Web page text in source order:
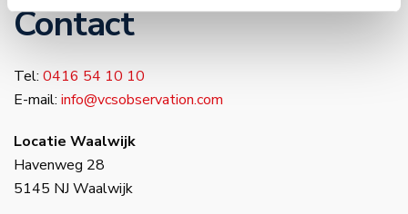
Contact
Tel: 0416 54 10 10
E-mail: info@vcsobservation.com
Locatie Waalwijk
Havenweg 28
5145 NJ Waalwijk